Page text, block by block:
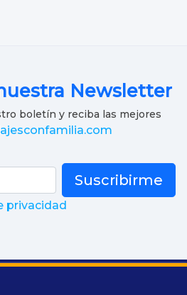
Newsletter
boletín y reciba las mejores
Suscribirme
privacidad